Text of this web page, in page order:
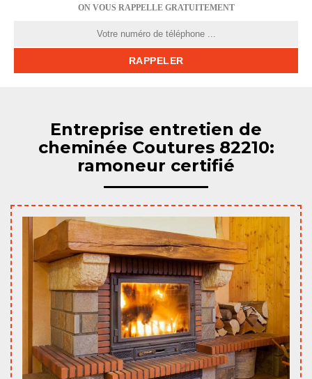
ON VOUS RAPPELLE GRATUITEMENT
Entreprise entretien de
cheminée Coutures 82210:
ramoneur certifié